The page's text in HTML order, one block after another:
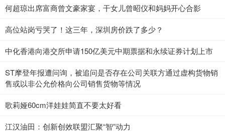
何超琼出席富商曾文豪家宴，干女儿曾昭仪和妈妈开心合影
高位站岗亏哭了！这三年，深圳房价跌了多少？
中化香港向港交所申请150亿美元中期票据和永续证券计划上市
ST摩登年报遭问询，被追问是否存在公司关联方通过虚构货物销
售或以非公允价格向公司销售货物等情况
歌莉娅60cm洋娃娃简直不要太好看
江汉油田：创新创效联盟汇聚“智”动力